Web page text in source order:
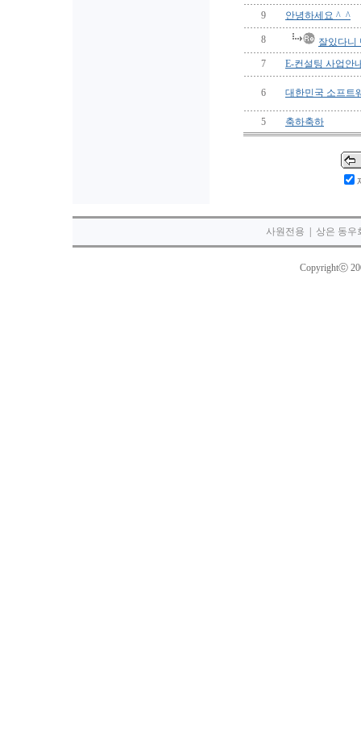
9 안녕하세요 ^_^
8
잘있다니
7
E-컨설팅 사업안
6 대한민국 소프트
5 축하축하
사원전용 상은 동우
Copyrightⓒ